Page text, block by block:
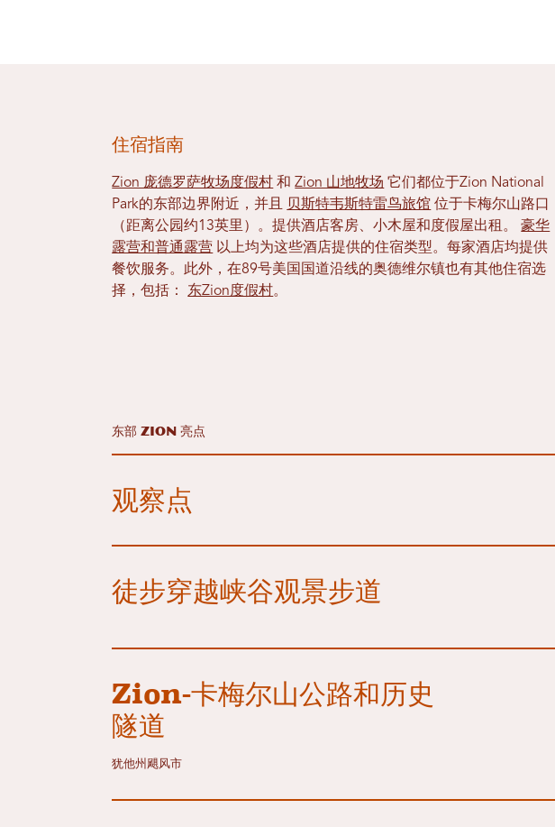
住宿指南
Zion 庞德罗萨牧场度假村 和Zion 山地牧场 它们都位于Zion National
Park的东部边界附近，并且
贝斯特韦斯特雷鸟旅馆 位于卡梅尔山路口
（距离公园约13英里）。提供酒店客房、小木屋和度假屋出租。豪华
露营和普通露营 以上均为这些酒店提供的住宿类型。每家酒店均提供
餐饮服务。此外，在89号美国国道沿线的奥德维尔镇也有其他住宿选
择，包括： 东Zion度假村。
东部 Zion 亮点
观察点
徒步穿越峡谷观景步道
Zion-卡梅尔山公路和历史
隧道
犹他州飓风市